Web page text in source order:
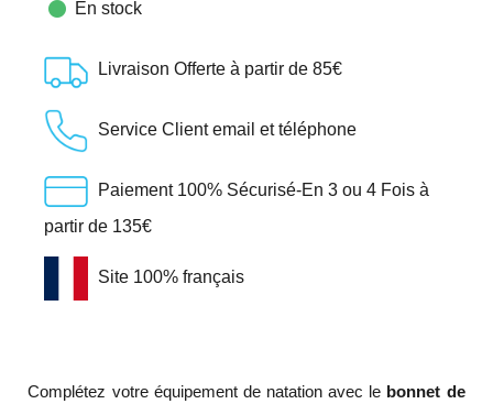
 En stock
Livraison Offerte à partir de 85€
Service Client email et téléphone
Paiement 100% Sécurisé-En 3 ou 4 Fois à
partir de 135€
Site 100% français
Complétez votre équipement de natation avec le bonnet de